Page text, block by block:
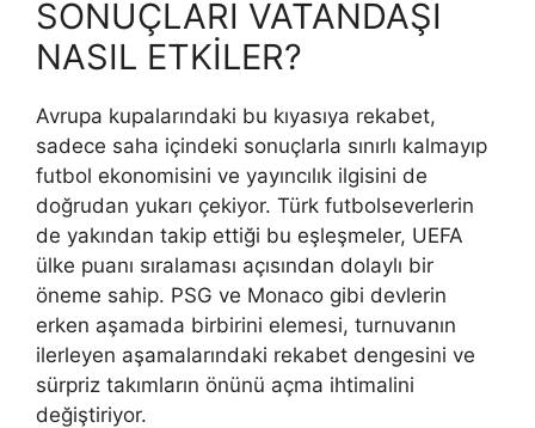
SONUÇLARI VATANDAŞI
NASIL ETKİLER?
Avrupa kupalarındaki bu kıyasıya rekabet,
sadece saha içindeki sonuçlarla sınırlı kalmayıp
futbol ekonomisini ve yayıncılık ilgisini de
doğrudan yukarı çekiyor. Türk futbolseverlerin
de yakından takip ettiği bu eşleşmeler, UEFA
ülke puanı sıralaması açısından dolaylı bir
öneme sahip. PSG ve Monaco gibi devlerin
erken aşamada birbirini elemesi, turnuvanın
ilerleyen aşamalarındaki rekabet dengesini ve
sürpriz takımların önünü açma ihtimalini
değiştiriyor.